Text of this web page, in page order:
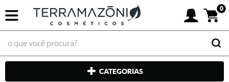
0
CATEGORIAS